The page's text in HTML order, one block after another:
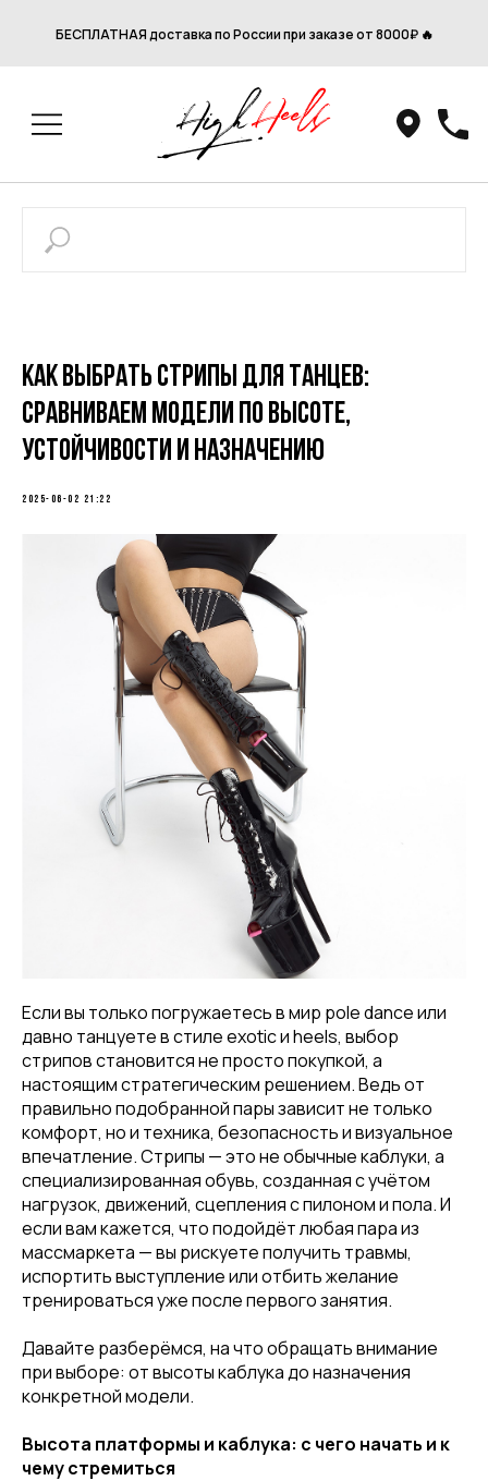
БЕСПЛАТНАЯ доставка по России при заказе от 8000₽ 🔥
Как выбрать стрипы для танцев:
сравниваем модели по высоте,
устойчивости и назначению
2025-06-02 21:22
Если вы только погружаетесь в мир pole dance или
давно танцуете в стиле exotic и heels, выбор
стрипов становится не просто покупкой, а
настоящим стратегическим решением. Ведь от
правильно подобранной пары зависит не только
комфорт, но и техника, безопасность и визуальное
впечатление. Стрипы — это не обычные каблуки, а
специализированная обувь, созданная с учётом
нагрузок, движений, сцепления с пилоном и пола. И
если вам кажется, что подойдёт любая пара из
массмаркета — вы рискуете получить травмы,
испортить выступление или отбить желание
тренироваться уже после первого занятия.
Давайте разберёмся, на что обращать внимание
при выборе: от высоты каблука до назначения
конкретной модели.
Высота платформы и каблука: с чего начать и к
чему стремиться